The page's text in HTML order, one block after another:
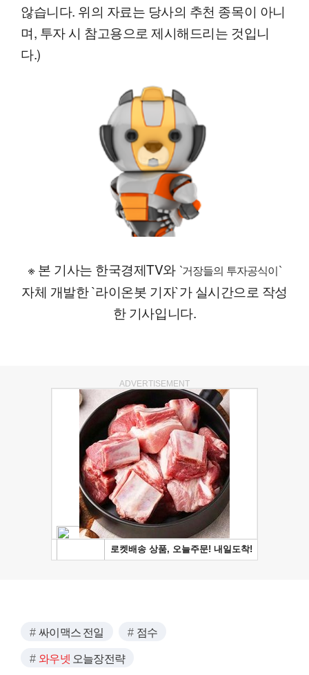
않습니다. 위의 자료는 당사의 추천 종목이 아니
며, 투자 시 참고용으로 제시해드리는 것입니
다.)
※ 본 기사는 한국경제TV와 `거장들의 투자공식이`
자체 개발한 `라이온봇 기자`가 실시간으로 작성
한 기사입니다.
ADVERTISEMENT
싸이맥스 전일 점수
와우넷 오늘장전략